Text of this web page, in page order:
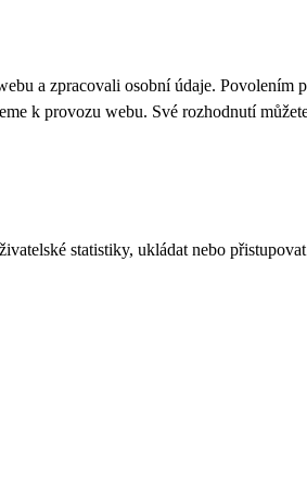
a zpracovali osobní údaje. Povolením
k provozu webu. Své rozhodnutí
statistiky, ukládat nebo